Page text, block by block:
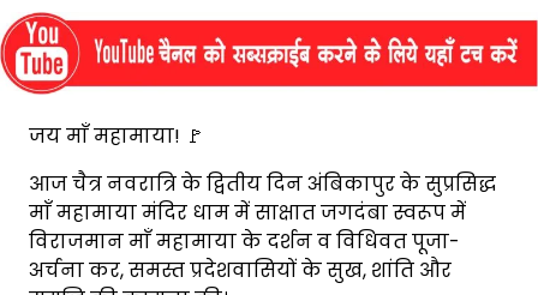
जय माँ महामाया! 🚩
आज चैत्र नवरात्रि के द्वितीय दिन अंबिकापुर के सुप्रसिद्ध
माँ महामाया मंदिर धाम में साक्षात जगदंबा स्वरूप में
विराजमान माँ महामाया के दर्शन व विधिवत पूजा-
अर्चना कर, समस्त प्रदेशवासियों के सुख, शांति और